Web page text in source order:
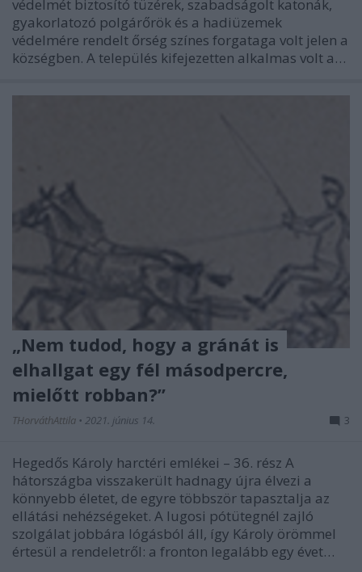
védelmét biztosító tüzérek, szabadságolt katonák,
gyakorlatozó polgárőrök és a hadiüzemek
védelmére rendelt őrség színes forgataga volt jelen a
községben. A település kifejezetten alkalmas volt a…
„Nem tudod, hogy a gránát is
elhallgat egy fél másodpercre,
mielőtt robban?”
THorváthAttila • 2021. június 14. 3
Hegedős Károly harctéri emlékei – 36. rész A
hátországba visszakerült hadnagy újra élvezi a
könnyebb életet, de egyre többször tapasztalja az
ellátási nehézségeket. A lugosi pótütegnél zajló
szolgálat jobbára lógásból áll, így Károly örömmel
értesül a rendeletről: a fronton legalább egy évet…